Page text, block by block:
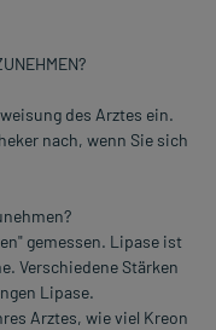
des Arztes ein.
nach, wenn Sie sich
gemessen. Lipase ist
Verschiedene Stärken
Lipase.
Arztes, wie viel Kreon